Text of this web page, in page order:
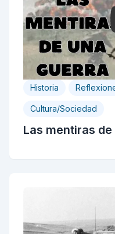
Historia
Cultura/Sociedad
Las mentiras